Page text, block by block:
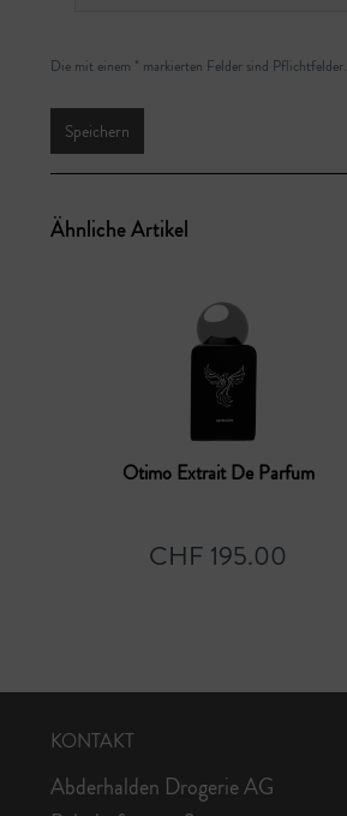
Die mit einem * markierten Felder sind Pflichtfelder.
Speichern
Ähnliche Artikel
Otimo Extrait De Parfum
CHF 195.00
KONTAKT
Abderhalden Drogerie AG